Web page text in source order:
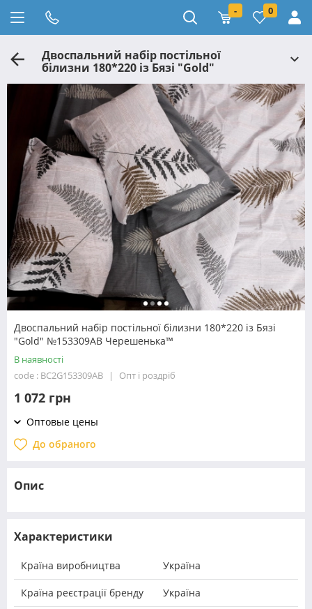
- 0
Двоспальний набір постільної
білизни 180*220 із Бязі "Gold"
№153309АВ Черешенька™
Двоспальний набір постільної білизни 180*220 із Бязі
"Gold" №153309АВ Черешенька™
В наявності
code : BC2G153309АВ
Опт і роздріб
1 072 грн
Оптовые цены
До обраного
Опис
Характеристики
Країна виробництва Україна
Країна реєстрації бренду Україна